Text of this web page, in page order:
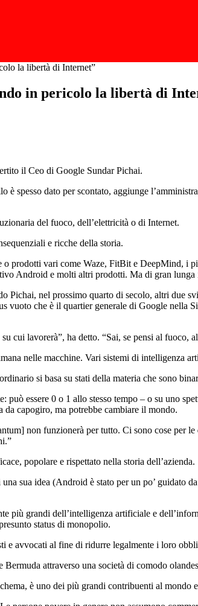
la libertà di Internet”
in pericolo la libertà di
il Ceo di Google Sundar Pichai.
spesso dato per scontato, aggiunge
del fuoco, dell’elettricità o di Internet.
e ricche della storia.
prodotti vari come Waze, FitBit e DeepMind,
Android e molti altri prodotti. Ma di gran
Pichai, nel prossimo quarto di secolo, altri due
che è il quartier generale di Google nella
cui lavorerà”, ha detto. “Sai, se pensi al fuoco,
nelle macchine. Vari sistemi di intelligenza
si basa su stati della materia che sono
essere 0 o 1 allo stesso tempo – o su uno
capogiro, ma potrebbe cambiare il mondo.
non funzionerà per tutto. Ci sono cose per
popolare e rispettato nella storia dell’azienda.
sua idea (Android è stato per un po’ guidato
più grandi dell’intelligenza artificiale e
status di monopolio.
e avvocati al fine di ridurre legalmente i loro
attraverso una società di comodo
è uno dei più grandi contribuenti al mondo